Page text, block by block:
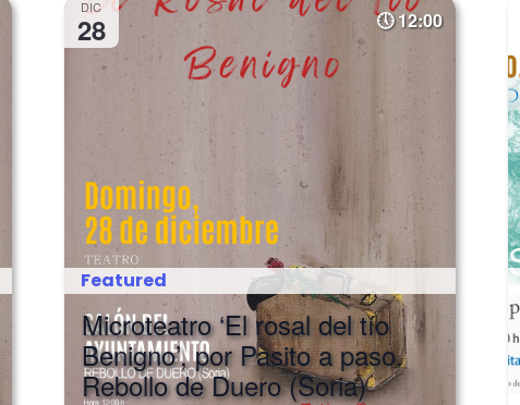
DIC
28 12:00
Featured
Microteatro ‘El rosal del tío
Benigno’, por Pasito a paso.
Rebollo de Duero (Soria)